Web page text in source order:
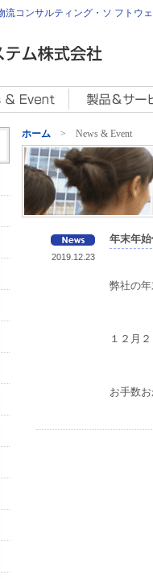
流コンサルティング・ソ フトウ
ホーム > News & Event
年末年
2019.12.23
弊社の
１２月
お手数